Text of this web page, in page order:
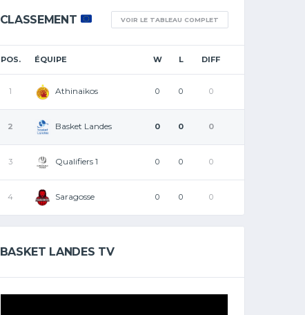
CLASSEMENT VOIR LE TABLEAU COMPLET
POS. ÉQUIPE W L DIFF
1 Athinaikos 0 0 0
2 Basket Landes 0 0 0
3 Qualifiers 1 0 0 0
4 Saragosse 0 0 0
BASKET LANDES TV